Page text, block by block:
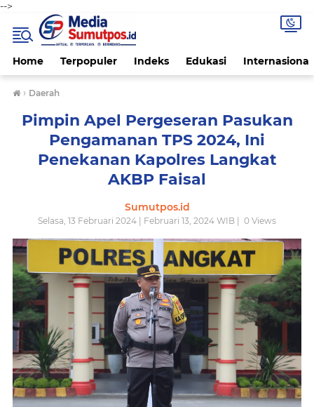
-->
Home Terpopuler Indeks Edukasi Internasional
› Daerah
Pimpin Apel Pergeseran Pasukan
Pengamanan TPS 2024, Ini
Penekanan Kapolres Langkat
AKBP Faisal
Sumutpos.id
Selasa, 13 Februari 2024 | Februari 13, 2024 WIB | 0 Views